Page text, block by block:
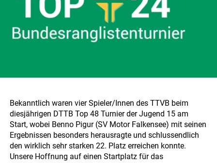
Bekanntlich waren vier Spieler/Innen des TTVB beim
diesjährigen DTTB Top 48 Turnier der Jugend 15 am
Start, wobei Benno Pigur (SV Motor Falkensee) mit seinen
Ergebnissen besonders herausragte und schlussendlich
den wirklich sehr starken 22. Platz erreichen konnte.
Unsere Hoffnung auf einen Startplatz für das